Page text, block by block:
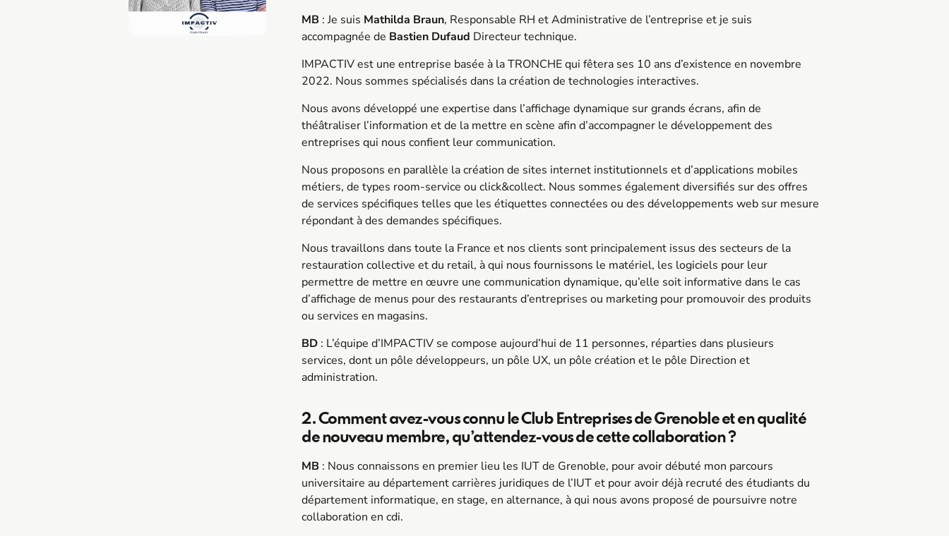
MB : Je suis Mathilda Braun, Responsable RH et Administrative de l’entreprise et je suis
accompagnée de Bastien Dufaud Directeur technique.
IMPACTIVest une entreprise basée à la TRONCHE qui fêtera ses 10 ans d’existence en novembre
2022. Nous sommes spécialisés dans la création de technologies interactives.
Nous avons développé une expertise dans l’affichage dynamique sur grands écrans, afin de
théâtraliser l’information et de la mettre en scène afin d’accompagner le développement des
entreprises qui nous confient leur communication.
Nous proposons en parallèle la création de sites internet institutionnels et d’applications mobiles
métiers, de types room-service ou click&collect. Nous sommes également diversifiés sur des offres
de services spécifiques telles que les étiquettes connectées ou des développements web sur mesure
répondant à des demandes spécifiques.
Nous travaillons dans toute la France et nos clients sont principalement issus des secteurs de la
restauration collective et du retail, à qui nous fournissons le matériel, les logiciels pour leur
permettre de mettre en œuvre une communication dynamique, qu’elle soit informative dans le cas
d’affichage de menus pour des restaurants d’entreprises ou marketing pour promouvoir des produits
ou services en magasins.
BD : L’équipe d’IMPACTIV se compose aujourd’hui de 11 personnes, réparties dans plusieurs
services, dont un pôle développeurs, un pôle UX, un pôle création et le pôle Direction et
administration.
2. Comment avez-vous connu le Club Entreprises de Grenoble et en qualité
de nouveau membre, qu’attendez-vous de cette collaboration ?
MB : Nous connaissons en premier lieu les IUT de Grenoble, pour avoir débuté mon parcours
universitaire au département carrières juridiques de l’IUT et pour avoir déjà recruté des étudiants du
département informatique, en stage, en alternance, à qui nous avons proposé de poursuivre notre
collaboration en cdi.